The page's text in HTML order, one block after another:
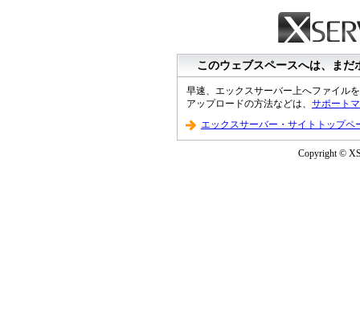
このウェブスペースへは、ま
早速、エックスサーバー上へファイル
アップロードの方法などは、 サポート
エックスサーバー・サイトトップペ
Copyright ©